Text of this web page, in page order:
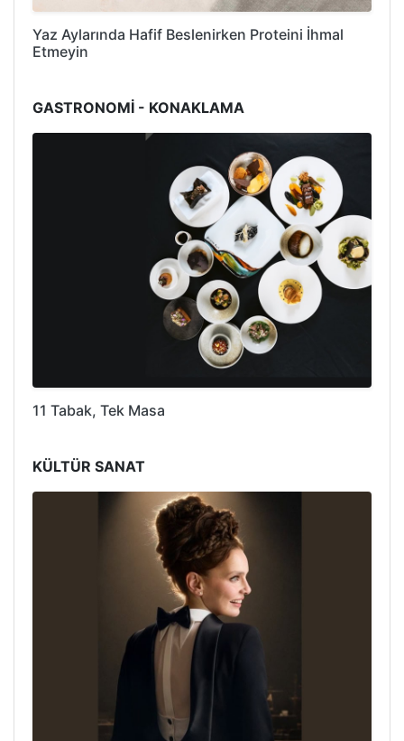
Yaz Aylarında Hafif Beslenirken Proteini İhmal
Etmeyin
GASTRONOMİ - KONAKLAMA
11 Tabak, Tek Masa
KÜLTÜR SANAT